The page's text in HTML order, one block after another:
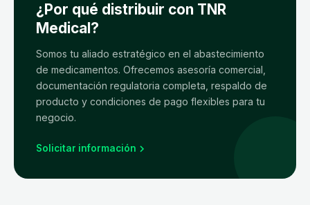
¿Por qué distribuir con TNR
Medical?
Somos tu aliado estratégico en el abastecimiento
de medicamentos. Ofrecemos asesoría comercial,
documentación regulatoria completa, respaldo de
producto y condiciones de pago flexibles para tu
negocio.
Solicitar información